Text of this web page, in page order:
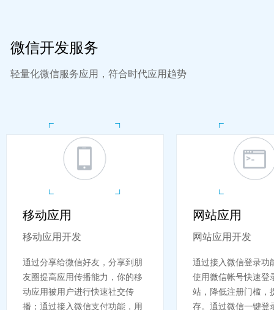
微信开发服务
轻量化微信服务应用，符合时代应用趋势
移动应用
移动应用开发
通过分享给微信好友，分享到朋
友圈提高应用传播能力，你的移
动应用被用户进行快速社交传
播；通过接入微信支付功能，用
网站应用
网站应用开发
通过接入微信登录功
使用微信帐号快速登
站，降低注册门槛，
存。通过微信一键登